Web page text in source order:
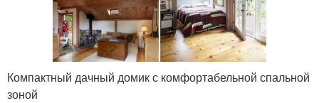
Компактный дачный домик с комфортабельной спальной
зоной